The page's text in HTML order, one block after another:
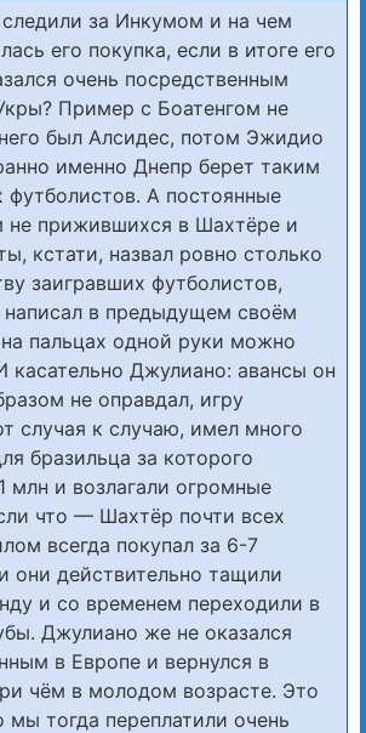
следили за Инкумом и на чем
его покупка, если в итоге его
очень посредственным
Пример с Боатенгом не
был Алсидес, потом Эжидио
именно Днепр берет таким
футболистов. А постоянные
не прижившихся в Шахтёре и
кстати, назвал ровно столько
заигравших футболистов,
написал в предыдущем своём
пальцах одной руки можно
касательно Джулиано: авансы он
не оправдал, игру
случая к случаю, имел много
бразильца за которого
млн и возлагали огромные
что — Шахтёр почти всех
всегда покупал за 6-7
они действительно тащили
и со временем переходили в
Джулиано же не оказался
в Европе и вернулся в
чём в молодом возрасте. Это
мы тогда переплатили очень